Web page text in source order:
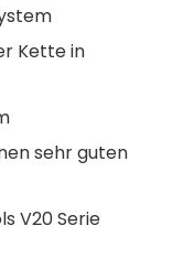
Kette in
sehr guten
V20 Serie